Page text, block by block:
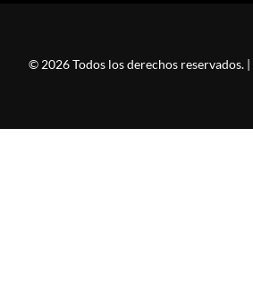
© 2026 Todos los derechos reservados. |